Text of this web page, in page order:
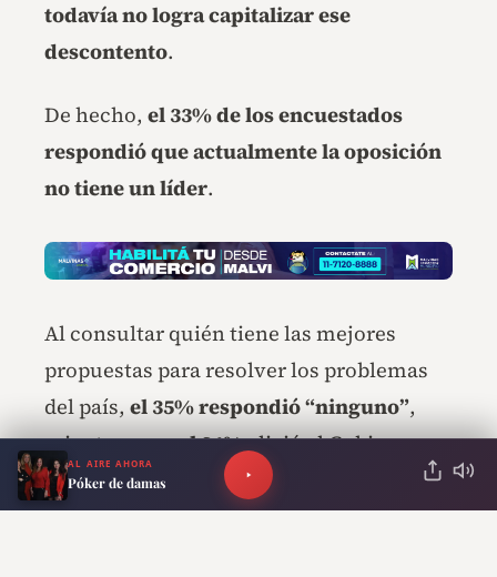
todavía no logra capitalizar ese
descontento.
De hecho, el 33% de los encuestados
respondió que actualmente la oposición
no tiene un líder.
Al consultar quién tiene las mejores
propuestas para resolver los problemas
del país, el 35% respondió “ninguno”,
mientras queel 34%eligió al Gobierno y
apenasel 23% se inclinó por la oposición.
AL AIRE AHORA
Póker de damas